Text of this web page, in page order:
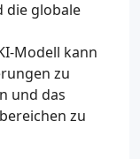
die globale
Modell kann
zu
und das
zu